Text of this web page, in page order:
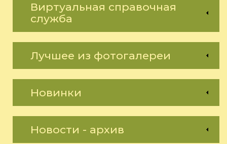
Виртуальная справочная
служба
Лучшее из фотогалереи
Новинки
Новости - архив